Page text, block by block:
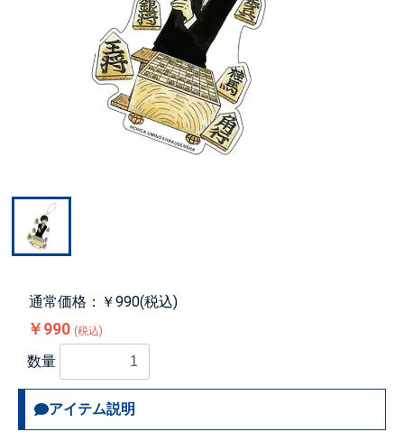
通常価格：￥990(税込)
￥990 (税込)
数量
アイテム説明